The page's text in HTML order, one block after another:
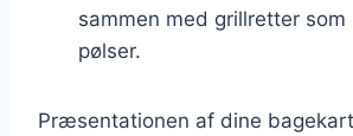
sammen med grillretter som
pølser.
Præsentationen af dine